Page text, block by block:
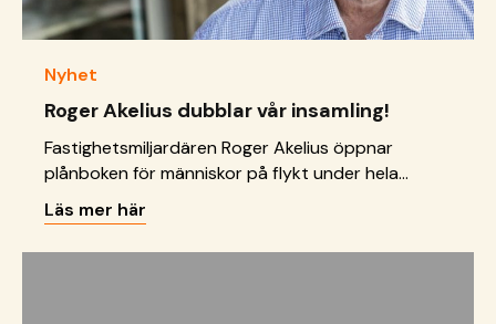
Nyhet
Roger Akelius dubblar vår insamling!
Fastighetsmiljardären Roger Akelius öppnar
plånboken för människor på flykt under hela
november och december. För varje krona som
Läkare utan gränser, SOS Barnbyar och Unicef får
in under november och december skänker han en
Läs mer här